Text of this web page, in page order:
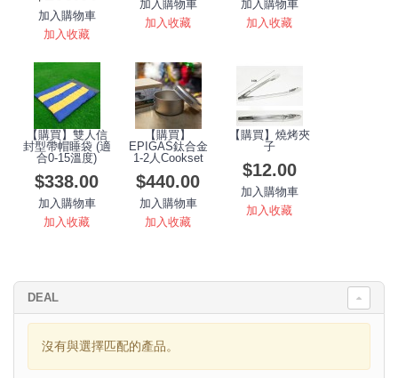
加入購物車
加入收藏
加入購物車
加入收藏
加入購物車
加入收藏
【購買】雙人信
封型帶帽睡袋 (適
合0-15溫度)
$338.00
加入購物車
加入收藏
【購買】
EPIGAS鈦合金
1-2人Cookset
$440.00
加入購物車
加入收藏
【購買】燒烤夾
子
$12.00
加入購物車
加入收藏
DEAL
沒有與選擇匹配的產品。